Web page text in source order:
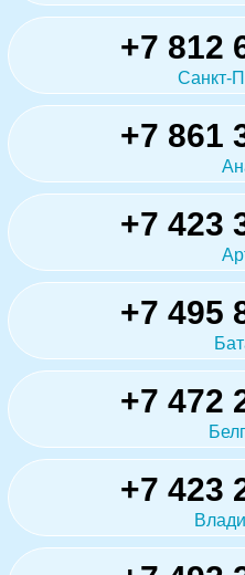
+7 812
Санкт-
+7 861
+7 423
+7 495
+7 472
+7 423